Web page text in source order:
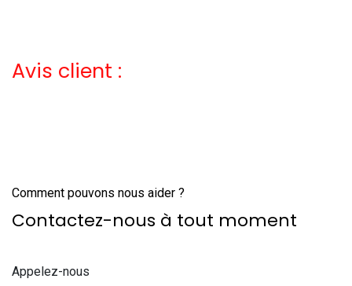
Avis client :
Comment pouvons nous aider ?
Contactez-nous à tout moment
Appelez-nous